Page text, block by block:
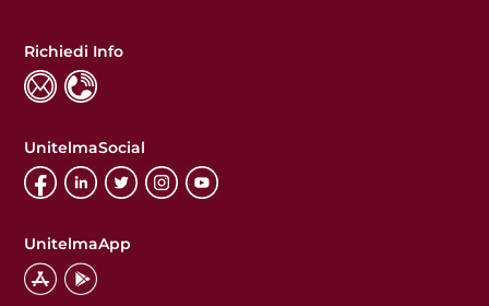
Richiedi Info
UnitelmaSocial
UnitelmaApp